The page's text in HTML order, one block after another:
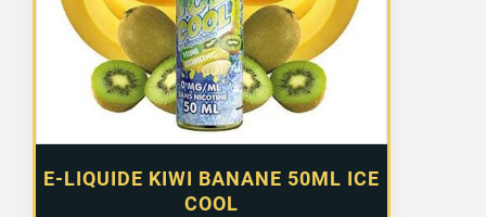
E-LIQUIDE KIWI BANANE 50ML ICE
COOL